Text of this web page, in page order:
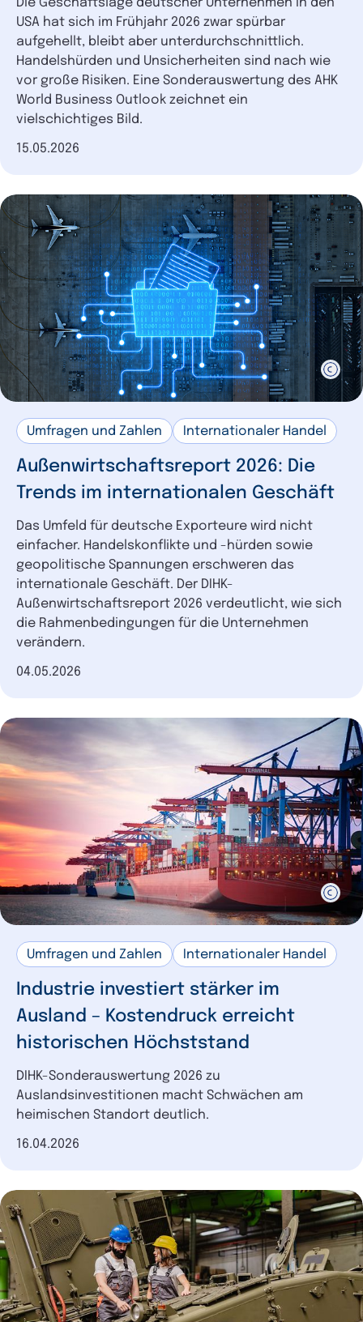
USA hat sich im Frühjahr 2026 zwar spürbar
aufgehellt, bleibt aber unterdurchschnittlich.
Handelshürden und Unsicherheiten sind nach wie
vor große Risiken. Eine Sonderauswertung des AHK
World Business Outlook zeichnet ein
vielschichtiges Bild.
Datum der Veröffentlichung
15.05.2026
Umfragen und Zahlen Internationaler Handel
Außenwirtschaftsreport 2026: Die
Trends im internationalen Geschäft
Das Umfeld für deutsche Exporteure wird nicht
einfacher. Handelskonflikte und -hürden sowie
geopolitische Spannungen erschweren das
internationale Geschäft. Der DIHK-
Außenwirtschaftsreport 2026 verdeutlicht, wie sich
die Rahmenbedingungen für die Unternehmen
verändern.
Datum der Veröffentlichung
04.05.2026
Umfragen und Zahlen Internationaler Handel
Industrie investiert stärker im
Ausland – Kostendruck erreicht
historischen Höchststand
DIHK-Sonderauswertung 2026 zu
Auslandsinvestitionen macht Schwächen am
heimischen Standort deutlich.
Datum der Veröffentlichung
16.04.2026